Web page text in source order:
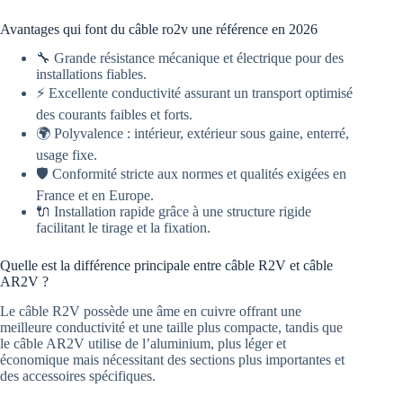
Avantages qui font du câble ro2v une référence en 2026
🔧 Grande résistance mécanique et électrique pour des
installations fiables.
⚡ Excellente conductivité assurant un transport optimisé
des courants faibles et forts.
🌍 Polyvalence : intérieur, extérieur sous gaine, enterré,
usage fixe.
🛡️ Conformité stricte aux normes et qualités exigées en
France et en Europe.
🔌 Installation rapide grâce à une structure rigide
facilitant le tirage et la fixation.
Quelle est la différence principale entre câble R2V et câble
AR2V ?
Le câble R2V possède une âme en cuivre offrant une
meilleure conductivité et une taille plus compacte, tandis que
le câble AR2V utilise de l’aluminium, plus léger et
économique mais nécessitant des sections plus importantes et
des accessoires spécifiques.